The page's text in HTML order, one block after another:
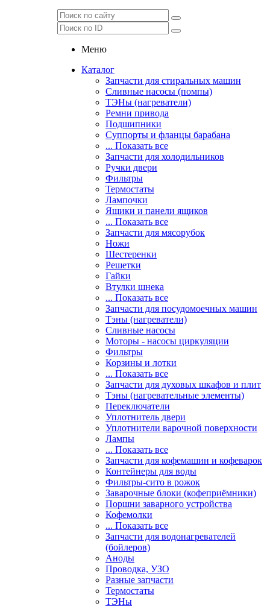
Меню
Каталог
Запчасти для стиральных машин
Сливные насосы (помпы)
ТЭНы (нагреватели)
Ремни привода
Подшипники
Суппорты и фланцы барабана
... Показать все
Запчасти для холодильников
Ручки двери
Фильтры
Термостаты
Лампочки
Ящики и панели ящиков
... Показать все
Запчасти для мясорубок
Ножи
Шестеренки
Решетки
Гайки
Втулки шнека
... Показать все
Запчасти для посудомоечных машин
Тэны (нагреватели)
Сливные насосы
Моторы - насосы циркуляции
Фильтры
Корзины и лотки
... Показать все
Запчасти для духовых шкафов и плит
Тэны (нагревательные элементы)
Переключатели
Уплотнитель двери
Уплотнители варочной поверхности
Лампы
... Показать все
Запчасти для кофемашин и кофеварок
Контейнеры для воды
Фильтры-сито в рожок
Заварочные блоки (кофеприёмники)
Поршни заварного устройства
Кофемолки
... Показать все
Запчасти для водонагревателей
(бойлеров)
Аноды
Проводка, УЗО
Разные запчасти
Термостаты
ТЭНы